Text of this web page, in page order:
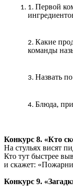
Первой
Какие
команды
Назвать
Блюда,
Конкурс 8. «Кто
На стульях висят
Кто тут быстрее
и скажет:
Конкурс 9.